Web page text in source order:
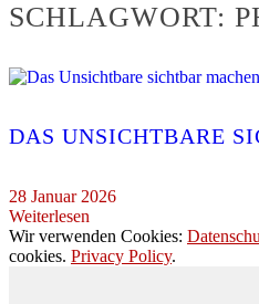
SCHLAGWORT:
DAS UNSICHTBARE
28 Januar 2026
Weiterlesen
Wir verwenden Cookies:
cookies. Privacy Policy.